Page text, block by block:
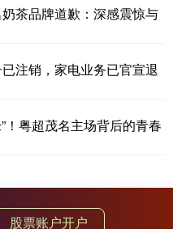
茶品牌道歉：深感震惊与
注销，家电业务已官宣退
！粤超茂名主场背后的青春
股票账户开户